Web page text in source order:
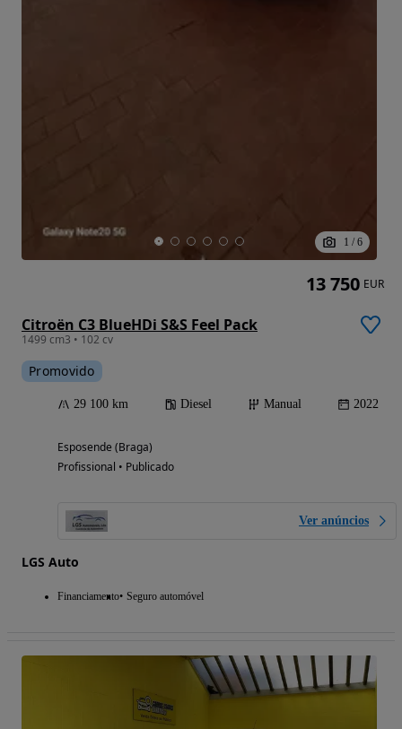
1 / 6
Citroën C3 BlueHDi S&S Feel Pack
1499 cm3 • 102 cv
Promovido
29 100 km Diesel Manual 2022
Esposende (Braga)
Profissional • Publicado
Ver anúncios
LGS Auto
Financiamento Seguro automóvel
13 750 EUR